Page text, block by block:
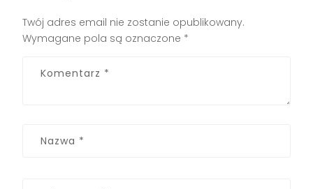
Twój adres email nie zostanie opublikowany.
Wymagane pola są oznaczone *